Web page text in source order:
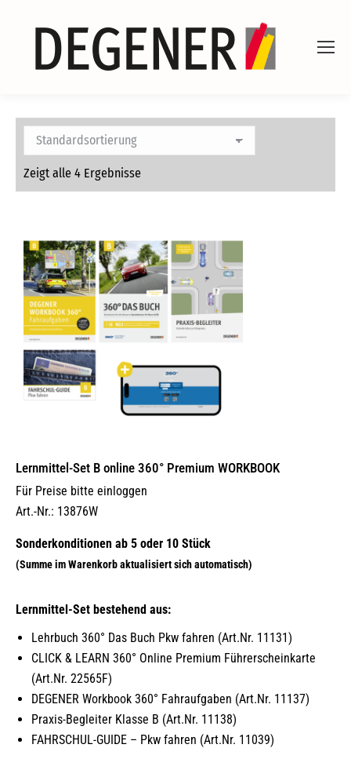
Zeigt alle 4 Ergebnisse
Lernmittel-Set B online 360° Premium WORKBOOK
Für Preise bitte einloggen
Art.-Nr.: 13876W
Lernmittel-Set bestehend aus:
Lehrbuch 360° Das Buch Pkw fahren (Art.Nr. 11131)
CLICK & LEARN 360° Online Premium Führerscheinkarte
(Art.Nr. 22565F)
DEGENER Workbook 360° Fahraufgaben (Art.Nr. 11137)
Praxis-Begleiter Klasse B (Art.Nr. 11138)
FAHRSCHUL-GUIDE – Pkw fahren (Art.Nr. 11039)